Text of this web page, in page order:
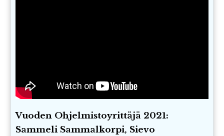
Vuoden Ohjelmistoyrittäjä 2021:
Sammeli Sammalkorpi, Sievo